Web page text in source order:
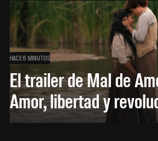
HACE 6 MINUTOS
El trailer de Mal de
Amor, libertad y